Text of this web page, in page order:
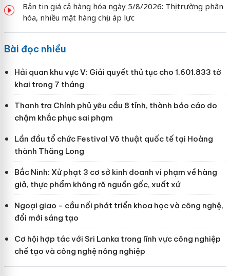
Bản tin giá cả hàng hóa ngày 5/8/2026: Thị trường phân
hóa, nhiều mặt hàng chịu áp lực
Bài đọc nhiều
Hải quan khu vực V: Giải quyết thủ tục cho 1.601.833 tờ
khai trong 7 tháng
Thanh tra Chính phủ yêu cầu 8 tỉnh, thành báo cáo do
chậm khắc phục sai phạm
Lần đầu tổ chức Festival Võ thuật quốc tế tại Hoàng
thành Thăng Long
Bắc Ninh: Xử phạt 3 cơ sở kinh doanh vi phạm về hàng
giả, thực phẩm không rõ nguồn gốc, xuất xứ
Ngoại giao - cầu nối phát triển khoa học và công nghệ,
đổi mới sáng tạo
Cơ hội hợp tác với Sri Lanka trong lĩnh vực công nghiệp
chế tạo và công nghệ nông nghiệp